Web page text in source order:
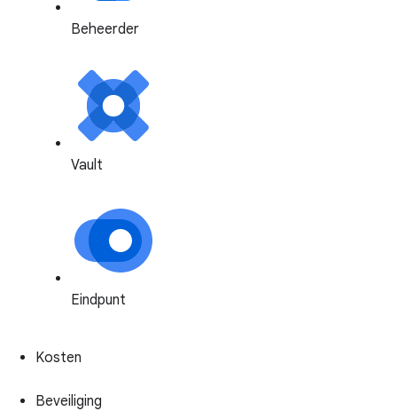
Beheerder
Vault
Eindpunt
Kosten
Beveiliging